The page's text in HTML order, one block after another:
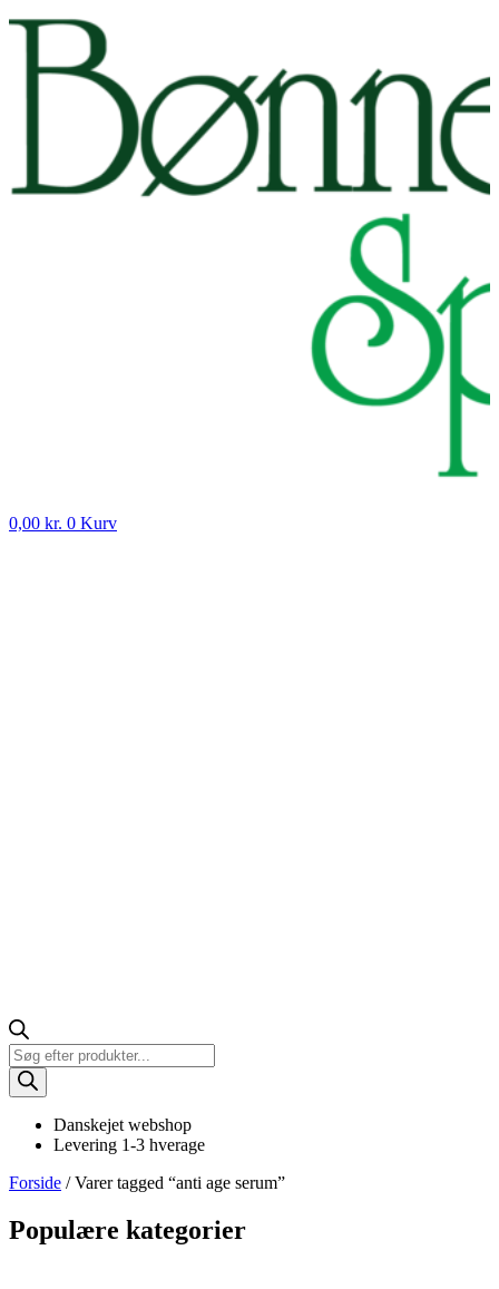
0,00 kr. 0 Kurv
Products
search
Danskejet webshop
Levering 1-3 hverage
Forside / Varer tagged “anti age serum”
Populære kategorier